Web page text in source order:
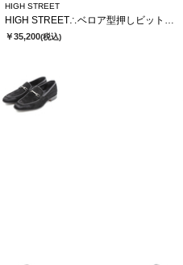
HIGH STREET
￥35,200(税込)